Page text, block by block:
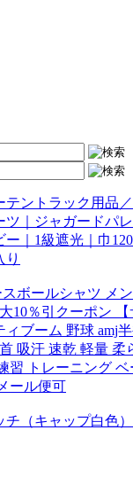
テントラック用品
｜ジャガードパ
｜1級遮光｜巾120
り
ボールシャツ メ
10％引クーポン
ィブーム 野球 amj
吸汗 速乾 軽量 柔
習 トレーニング
ール便可
チ（キャップ白色